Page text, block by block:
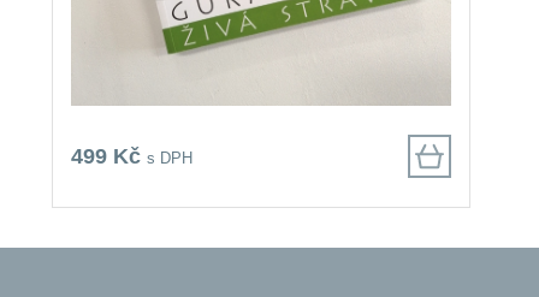
499 Kč s DPH